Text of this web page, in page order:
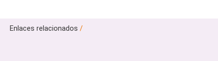
Enlaces relacionados /